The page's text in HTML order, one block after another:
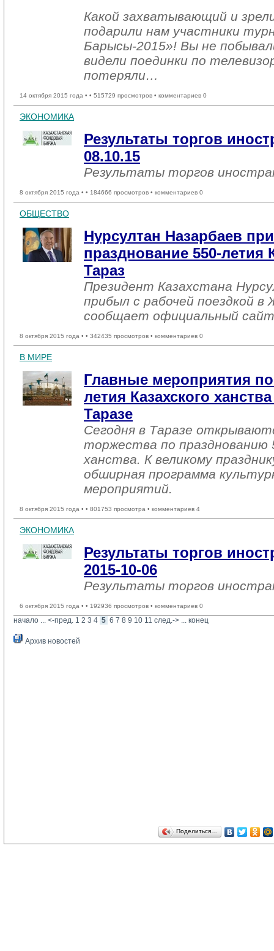
Какой захватывающий и
подарили нам участники
Барысы-2015»! Вы не
видели поединки по
потеряли…
14 октября 2015 года • • 515729 просмотров • комментариев 0
ЭКОНОМИКА
Результаты торгов
08.10.15
Результаты торгов
8 октября 2015 года • • 184666 просмотров • комментариев 0
ОБЩЕСТВО
Нурсултан Назарбаев
празднование 550-летия
Тараз
Президент Казахстана
прибыл с рабочей поездкой
сообщает официальный
8 октября 2015 года • • 342435 просмотров • комментариев 0
В МИРЕ
Главные мероприятия
летия Казахского
Таразе
Сегодня в Таразе
торжества по празднованию
ханства. К великому
обширная программа
мероприятий.
8 октября 2015 года • • 801753 просмотра • комментариев 4
ЭКОНОМИКА
Результаты торгов
2015-10-06
Результаты торгов
6 октября 2015 года • • 192936 просмотров • комментариев 0
начало ... <-пред. 1 2 3 4 5 6 7 8 9 10 11 след.-> ... конец
Архив новостей
Поделиться…